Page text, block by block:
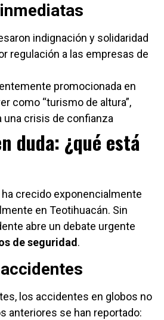
indignación y solidaridad
regulación a las empresas de
promocionada en
como “turismo de altura”,
una crisis de confianza
duda: ¿qué está
crecido exponencialmente
en Teotihuacán. Sin
abre un debate urgente
de seguridad.
los accidentes en globos no
anteriores se han reportado: